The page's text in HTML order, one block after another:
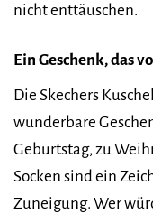
nicht enttäuschen.
Ein Geschenk, das
Die Skechers
wunderbare
Geburtstag, zu
Socken sind ein
Zuneigung. Wer